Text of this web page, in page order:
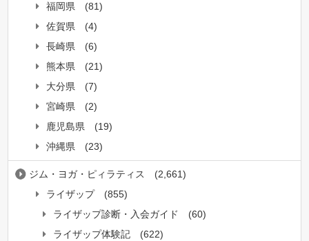
福岡県
(81)
佐賀県
(4)
長崎県
(6)
熊本県
(21)
大分県
(7)
宮崎県
(2)
鹿児島県
(19)
沖縄県
(23)
ジム・ヨガ・ピィラティス
(2,661)
ライザップ
(855)
ライザップ診断・入会ガイド
(60)
ライザップ体験記
(622)